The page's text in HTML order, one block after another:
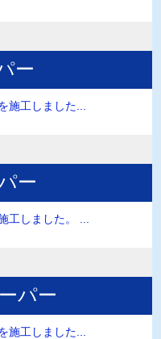
ー
施工しました...
ー
工しました。 ...
パー
施工しました...